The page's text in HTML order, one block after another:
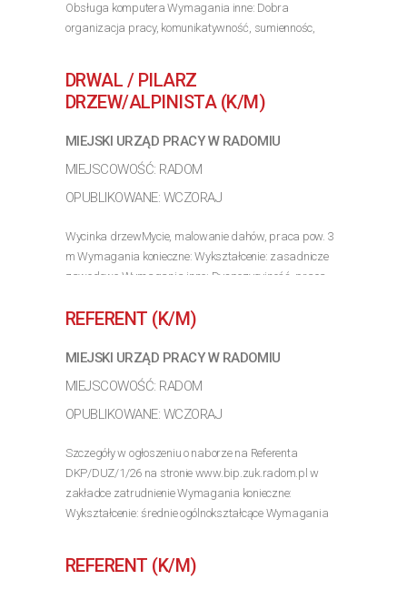
Obsługa komputera Wymagania inne: Dobra
organizacja pracy, komunikatywność, sumiennośc,
>> Poznaj szczegóły oferty
DRWAL / PILARZ
DRZEW/ALPINISTA (K/M)
MIEJSKI URZĄD PRACY W RADOMIU
MIEJSCOWOŚĆ: RADOM
OPUBLIKOWANE: WCZORAJ
Wycinka drzewMycie, malowanie dahów, praca pow. 3
m Wymagania konieczne: Wykształcenie: zasadnicze
zawodowe Wymagania inne: Dyspozycyjność, praca
>> Poznaj szczegóły oferty
REFERENT (K/M)
MIEJSKI URZĄD PRACY W RADOMIU
MIEJSCOWOŚĆ: RADOM
OPUBLIKOWANE: WCZORAJ
Szczegóły w ogłoszeniu o naborze na Referenta
DKP/DUZ/1/26 na stronie www.bip.zuk.radom.pl w
zakładce zatrudnienie Wymagania konieczne:
Wykształcenie: średnie ogólnokształcące Wymagania
>> Poznaj szczegóły oferty
REFERENT (K/M)